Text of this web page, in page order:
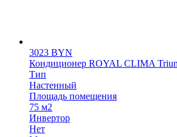
3023 BYN
Кондиционер ROYAL CLIMA
Тип
Настенный
Площадь помещения
75 м2
Инвертор
Нет